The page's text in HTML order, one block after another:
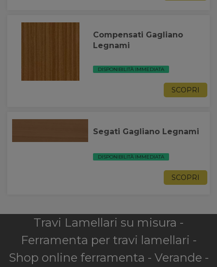
Compensati Gagliano
Legnami
DISPONIBILITÀ IMMEDIATA
SCOPRI
Segati Gagliano Legnami
DISPONIBILITÀ IMMEDIATA
SCOPRI
Travi Lamellari su misura -
Ferramenta per travi lamellari -
Shop online ferramenta - Verande -